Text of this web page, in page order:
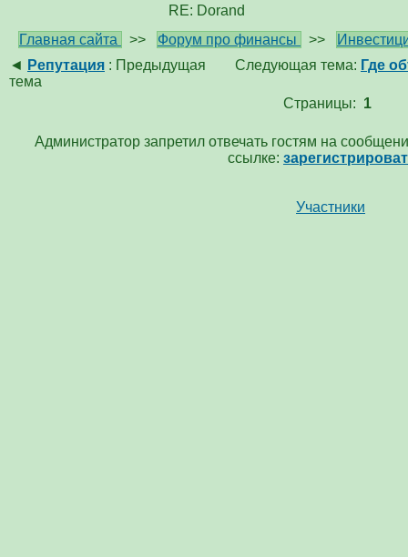
RE: Dorand
Главная сайта
>> Форум про финансы >>
◄ Репутация : Предыдущая
тема
Следующая тема: Где
Страницы: 1
Администратор запретил отвечать гостям на
ссылке:
Участники